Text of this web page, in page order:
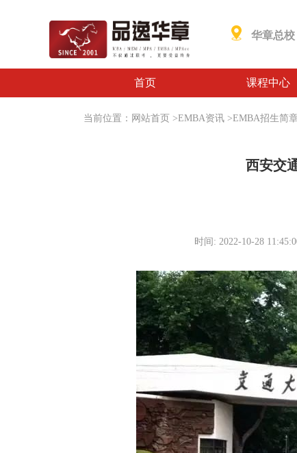
华章总校
首页 课程中心
当前位置： 网站首页 >EMBA资讯 >EMBA招生简
西安交
时间: 2022-10-28